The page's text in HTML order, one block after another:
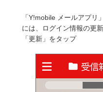
「Y!mobile メールアプリ
には、ログイン情報の更
「更新」をタップ